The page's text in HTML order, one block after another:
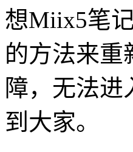
想Miix5笔
的方法来重
障，无法
到大家。